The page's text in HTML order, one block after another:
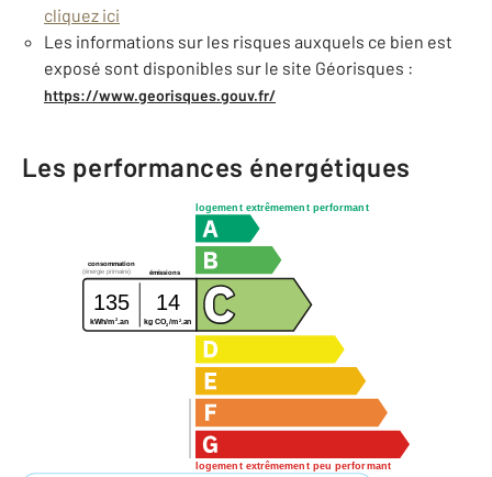
cliquez ici
Les informations sur les risques auxquels ce bien est
exposé sont disponibles sur le site Géorisques :
https://www.georisques.gouv.fr/
Les performances énergétiques
logement extrêmement performant
logement extrêmement peu performant
consommation
émissions
(énergie primaire)
135 14
kWh/m 2 .an kg CO2/m2.an